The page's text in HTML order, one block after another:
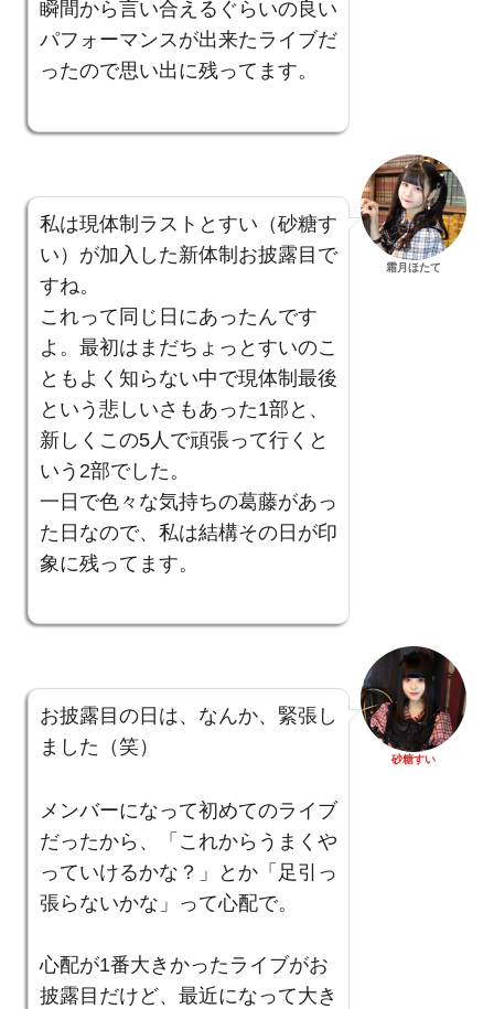
瞬間から言い合えるぐらいの良い
パフォーマンスが出来たライブだ
ったので思い出に残ってます。
私は現体制ラストとすい（砂糖す
い）が加入した新体制お披露目で
すね。
これって同じ日にあったんです
よ。最初はまだちょっとすいのこ
ともよく知らない中で現体制最後
という悲しいさもあった1部と、
新しくこの5人で頑張って行くと
いう2部でした。
一日で色々な気持ちの葛藤があっ
た日なので、私は結構その日が印
象に残ってます。
霜月ほたて
お披露目の日は、なんか、緊張し
ました（笑）
メンバーになって初めてのライブ
だったから、「これからうまくや
っていけるかな？」とか「足引っ
張らないかな」って心配で。
心配が1番大きかったライブがお
披露目だけど、最近になって大き
砂糖すい